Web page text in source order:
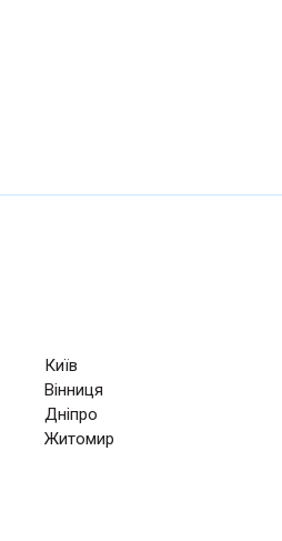
Київ
Вінниця
Дніпро
Житомир